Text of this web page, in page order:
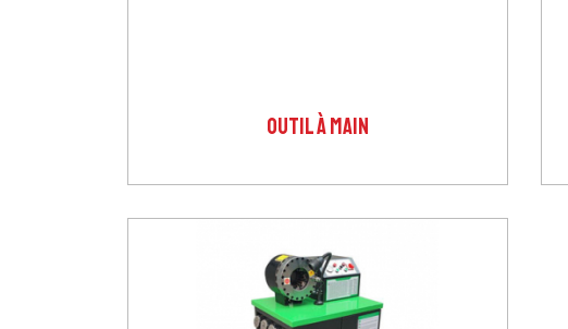
OUTIL À MAIN